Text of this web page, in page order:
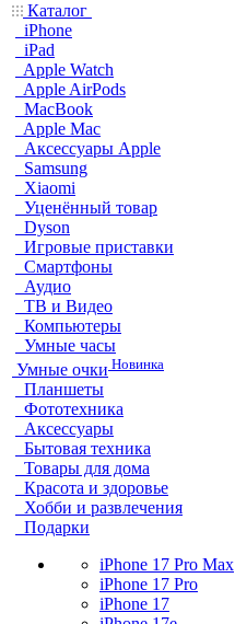
Каталог
iPhone
iPad
Apple Watch
Apple AirPods
MacBook
Apple Mac
Аксессуары Apple
Samsung
Xiaomi
Уценённый товар
Dyson
Игровые приставки
Смартфоны
Аудио
ТВ и Видео
Компьютеры
Умные часы
Умные очки Новинка
Планшеты
Фототехника
Аксессуары
Бытовая техника
Товары для дома
Красота и здоровье
Хобби и развлечения
Подарки
iPhone 17 Pro Max
iPhone 17 Pro
iPhone 17